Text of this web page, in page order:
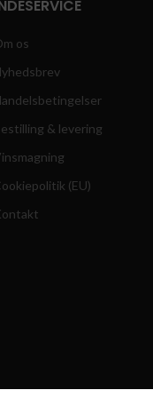
os
& levering
(EU)